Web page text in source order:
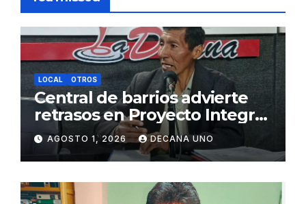
LOCAL OTROS
Central de barrios advierte
retrasos en Proyecto Integral
de Agua y Alcantarillado para
Juliaca
AGOSTO 1, 2026 DECANA UNO